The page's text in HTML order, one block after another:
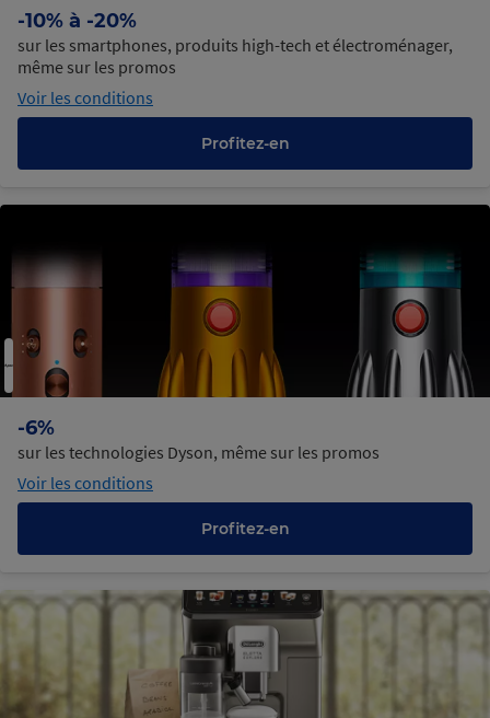
-10% à -20%
sur les smartphones, produits high-tech et électroménager,
même sur les promos
Voir les conditions
Profitez-en
-6%
sur les technologies Dyson, même sur les promos
Voir les conditions
Profitez-en